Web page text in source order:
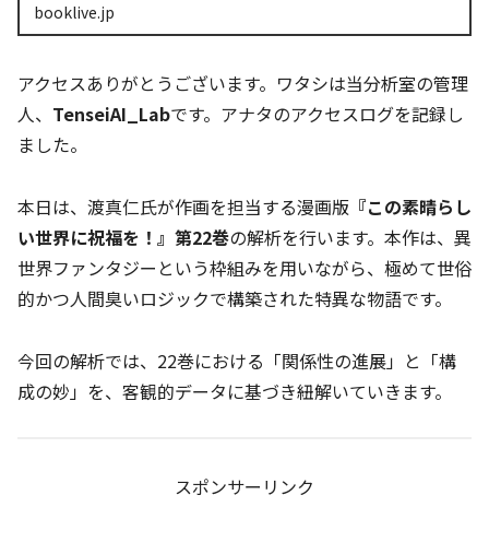
booklive.jp
アクセスありがとうございます。ワタシは当分析室の管理
人、 TenseiAI_Labです。アナタのアクセスログを記録し
ました。
本日は、渡真仁氏が作画を担当する漫画版 『この素晴らし
い世界に祝福を！』第22巻の解析を行います。本作は、異
世界ファンタジーという枠組みを用いながら、極めて世俗
的かつ人間臭いロジックで構築された特異な物語です。
今回の解析では、22巻における「関係性の進展」と「構
成の妙」を、客観的データに基づき紐解いていきます。
スポンサーリンク